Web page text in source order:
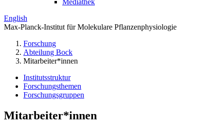
Mediathek
English
Max-Planck-Institut für Molekulare Pflanzenphysiologie
Forschung
Abteilung Bock
Mitarbeiter*innen
Institutsstruktur
Forschungsthemen
Forschungsgruppen
Mitarbeiter*innen